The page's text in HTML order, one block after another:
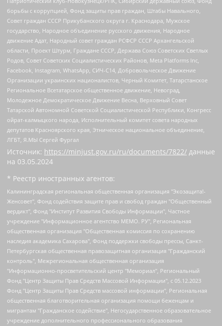
борьбы с коррупцией, Фонд защиты прав граждан, Штабы Навального,
Совет граждан СССР Прикубанского округа г. Краснодара, Мужское
государство, Народное объединение русского движения, Народное
движение Адат, Народный совет граждан РСФСР СССР Архангельской
области, Проект Штурм, Граждане СССР, Держава Союз Советских Светлых
Родов, Совет Советских Социалистических Районов, Meta Platforms Inc,
Facebook, Instagram, WhatsApp, СИЧ-С14, Добровольческое Движение
Организации украинских националистов, Черный Комитет, Татарстанское
Региональное Всетатарское общественное движение, Невоград,
Молодежное Демократическое Движение Весна, Верховный Совет
Татарской Автономной Советской Социалистической Республики, Конгресс
ойрат-калмыцкого народа, Исполнительный комитет совета народных
депутатов Красноярского края, Этническое национальное объединение,
ЛГБТ, Я.МЫ Сергей Фургал
Источник: https://minjust.gov.ru/ru/documents/7822/ данные
на 03.05.2024
* Реестр иностранных агентов:
Калининградская региональная общественная организация "Экозащита!-Женсовет", Фонд содействия защите прав и свобод граждан "Общественный вердикт", Фонд "Институт Развития Свободы Информации", Частное учреждение "Информационное агентство МЕМО. РУ", Региональная общественная организация "Общественная комиссия по сохранению наследия академика Сахарова", Фонд поддержки свободы прессы, Санкт-Петербургская общественная правозащитная организация "Гражданский контроль", Межрегиональная общественная организация "Информационно-просветительский центр "Мемориал", Региональный Фонд "Центр Защиты Прав Средств Массовой Информации", с 05.12.2023 Фонд "Центр Защиты Прав Средств массовой информации", Региональная общественная благотворительная организация помощи беженцам и мигрантам "Гражданское содействие", Негосударственное образовательное учреждение дополнительного профессионального образования (повышение квалификации) специалистов "АКАДЕМИЯ ПО ПРАВАМ ЧЕЛОВЕКА", Свердловская региональная общественная организация "Сутяжник", Автономная некоммерческая организация "Центр независимых социологических исследований", Союз общественных объединений "Российский исследовательский центр по правам человека", Региональное общественное учреждение научно-информационный центр "МЕМОРИАЛ", Некоммерческая организация "Фонд защиты гласности", Автономная некоммерческая организация "Институт прав человека", Городская общественная организация "Екатеринбургское общество "МЕМОРИАЛ", Городская общественная организация "Рязанское историко-просветительское и правозащитное общество "Мемориал" (Рязанский Мемориал), Челябинский региональный орган общественной самодеятельности – женское общественное объединение "Женщины Евразии", Челябинский региональный орган общественной самодеятельности "Уральская правозащитная группа", Фонд содействия защите здоровья и социальной справедливости имени Андрея Рылькова, Автономная Некоммерческая Организация "Аналитический Центр Юрия Левады", Автономная некоммерческая организация социальной поддержки населения "Проект Апрель", Региональная общественная организация помощи женщинам и детям, находящимся в кризисной ситуации "Информационно-методический центр "Анна", Фонд содействия развитию массовых коммуникаций и правовому просвещению "Так-так-Так", Фонд содействия устойчивому развитию "Серебряная тайга", Свердловский региональный общественный фонд социальных проектов "Новое время", "Idel.Реалии", Кавказ.Реалии, Крым.Реалии, Телеканал Настоящее Время, Татаро-башкирская служба Радио Свобода (Azatliq Radiosi), Радио Свободная Европа/Радио Свобода (PCE/PC), "Сибирь.Реалии", "Фактограф", Благотворительный фонд помощи осужденным и их семьям, Автономная некоммерческая организация "Институт глобализации и социальных движений", Фонд "В защиту прав заключенных", Частное учреждение "Центр поддержки и содействия развитию средств массовой информации", Пензенский региональный общественный благотворительный фонд "Гражданский союз", "Север.Реалии", Некоммерческая организация Фонд "Правовая инициатива", Общество с ограниченной ответственностью "Радио Свободная Европа/Радио Свобода", Чешское информационное агентство "MEDIUM-ORIENT", Красноярская региональная общественная организация "Мы против СПИДа", Камалягин Денис Николаевич, Маркелов Сергей Евгеньевич, Пономарев Лев Александрович, Савицкая Людмила Алексеевна, Автономная некоммерческая организация "Центр по работе с проблемой насилия "НАСИЛИЮ.НЕТ", Межрегиональный профессиональный союз работников здравоохранения "Альянс врачей", Юридическое лицо, зарегистрированное в Латвийской Республике, SIA "Medusa Project" (регистрационный номер 40103797863, дата регистрации 10.06.2014), Некоммерческая организация "Фонд по борьбе с коррупцией", Автономная некоммерческая организация "Институт права и публичной политики", Баданин Роман Сергеевич, Гликин Максим Александрович, Железнова Мария Михайловна, Лукьянова Юлия Сергеевна, Маетная Елизавета Витальевна, Маняхин Петр Борисович, Чуракова Ольга Владимировна, Ярош Юлия Петровна, Юридическое лицо "The Insider SIA", зарегистрированное в Риге, Латвийская Республика (дата регистрации 26.06.2015), являющееся администратором доменного имени интернет-издания "The Insider SIA", https://theins.ru, Постернак Алексей Евгеньевич, Рубин Михаил Аркадьевич, Анин Роман Александрович, Юридическое лицо Istories fonds, зарегистрированное в Латвийской Республике (регистрационный номер 50008295751, дата регистрации 24.02.2020), Великовский Дмитрий Александрович, Долинина Ирина Николаевна, Мароховская Алеся Алексеевна, Шлейнов Роман Юрьевич, Шмагун Олеся Валентиновна, Общество с ограниченной ответственностью "Альтаир 2021", Общество с ограниченной ответственностью "Вега 2021", Общество с ограниченной ответственностью "Главный редактор 2021", Общество с ограниченной ответственностью "Ромашки монолит", Важенков Артем Валерьевич, Ивановская областная общественная организация "Центр гендерных исследований", Гурман Юрий Альбертович, Медиапроект "ОВД-Инфо", Егоров Владимир Владимирович, Жилинский Владимир Александрович, Общество с ограниченной ответственностью "ЗП", Иванова София Юрьевна, Карезина Инна Павловна, Кильтау Екатерина Викторовна, Петров Алексей Викторович, Пискунов Сергей Евгеньевич, Смирнов Сергей Сергеевич, Тихонов Михаил Сергеевич, Общество с ограниченной ответственностью "ЖУРНАЛИСТ-ИНОСТРАННЫЙ АГЕНТ", Арапова Галина Юрьевна, Вольтская Татьяна Анатольевна, Американская компания "Mason G.E.S. Anonymous Foundation" (США), являющаяся владельцем интернет-издания https://mnews.world/, Компания "Stichting Bellingcat", зарегистрированная в Нидерландах (дата регистрации 11.07.2018), Захаров Андрей Вячеславович, Клепиковская Екатерина Дмитриевна, Общество с ограниченной ответственностью "МЕМО", Перл Роман Александрович, Симонов Евгений Алексеевич, Соловьева Елена Анатольевна, Сотников Даниил Владимирович, Сурначева Елизавета Дмитриевна, Автономная некоммерческая организация по защите прав человека и информированию населения "Якутия – Наше Мнение", Общество с ограниченной ответственностью "Москоу диджитал медиа", с 26.01.2023 Общество с ограниченной ответственностью "Чайка Белые сады", Ветошкина Валерия Валерьевна, Заговора Максим Александрович, Межрегиональное общественное движение "Российская ЛГБТ - сеть", Оленичев Максим Владимирович, Павлов Иван Юрьевич, Скворцова Елена Сергеевна, Общество с ограниченной ответственностью "Как бы инагент", Кочетков Игорь Викторович, Общество с ограниченной ответственностью "Честные выборы", Еланчик Олег Александрович, Общество с ограниченной ответственностью "Нобелевский призыв", Гималова Регина Эмилевна, Григорьев Андрей Валерьевич, Григорьева Алина Александровна, Ассоциация по содействию защите прав призывников, альтернативнослужащих и военнослужащих "Правозащитная группа "Гражданин.Армия.Право", Хисамова Регина Фаритовна, Автономная некоммерческая организация по реализации социально-правовых программ "Лилит", Дальневосточное общественное движение "Маяк", Санкт-Петербургская ЛГБТ-инициативная группа "Выход", Инициативная группа ЛГБТ+ "Реверс", Алексеев Андрей Викторович, Бекбулатова Таисия Львовна, Беляев Иван Михайлович, Владыкина Елена Сергеевна, Гельман Марат Александрович, Никульшина Вероника Юрьевна, Толоконникова Надежда Андреевна, Шендерович Виктор Анатольевич, Общество с ограниченной ответственностью "Данное сообщение", Общество с ограниченной ответственностью Издательский дом "Новая глава", Айнбиндер Александра Александровна, Московский комьюнити-центр для ЛГБТ+инициатив, Благотворительный фонд развития филантропии, Deutsche Welle (Германия, Kurt-Schumacher-Strasse 3, 53113 Bonn), Борзунова Мария Михайловна, Воробьев Виктор Викторович, Голубева Анна Львовна, Константинова Алла Михайловна, Малкова Ирина Владимировна, Мурадов Мурад Абдулгалимович, Осетинская Елизавета Николаевна, Понасенков Евгений Николаевич, Ганапольский Матвей Юрьевич, Киселев Евгений Алексеевич, Борухович Ирина Григорьевна, Дремин Иван Тимофеевич, Дубровский Дмитрий Викторович, Красноярская региональная общественная организация поддержки и развития альтернативных образовательных технологий и межкультурных коммуникаций "ИНТЕРРА", Маяковская Екатерина Алексеевна, Фейгин Марк Захарович, Филимонов Андрей Викторович, Дзугкоева Регина Николаевна, Доброхотов Роман Александрович, Дудь Юрий Александрович, Елкин Сергей Владимирович, Кругликов Кирилл Игоревич, Сабунаева Мария Леонидовна, Семенов Алексей Владимирович, Шаинян Карен Багратович, Шульман Екатерина Михайловна, Асафьев Артур Валерьевич, Вахштайн Виктор Семенович, Венедиктов Алексей Алексеевич, Лушникова Екатерина Евгеньевна, Волков Леонид Михайлович, Невзоров Александр Глебович, Пархоменко Сергей Борисович, Сироткин Ярослав Николаевич, Кара-Мурза Владимир Владимирович, Баранова Наталья Владимировна, Гозман Леонид Яковлевич, Кагарлицкий Борис Юльевич, Климарев Михаил Валерьевич, Милов Владимир Станиславович, Автономная некоммерческая организация Краснодарский центр современного искусства "Типография", Моргенштерн Алишер Тагирович, Соболь Любовь Эдуардовна, Общество с ограниченной ответственностью "ЛИЗА НОРМ", Каспаров Гарри Кимович, Ходорковский Михаил Борисович, Общество с ограниченной ответственностью "Апрельские тезисы", Данилович Ирина Брониславовна, Кашин Олег Владимирович, Петров Николай Владимирович, Пивоваров Алексей Владимирович, Соколов Михаил Владимирович, Цветкова Юлия Владимировна, Чичваркин Евгений Александрович, Комитет против пыток/Команда против пыток, Общество с ограниченной ответственностью "Первый научный", Общество с ограниченной ответственностью "Вертолет и ко", Белоцерковская Вероника Борисовна, Кац Максим Евгеньевич, Лазарева Татьяна Юрьевна, Шаведдинов Руслан Табризович, Яшин Илья Валерьевич, Общество с ограниченной ответственностью "Иноагент ААВ", Алешковский Дмитрий Петрович, Альбац Евгения Марковна, Быков Дмитрий Львович, Галямина Юлия Евгеньевна, Лойко Сергей Леонидович, Мартынов Кирилл Константинович, Медведев Сергей Александрович, Крашенинников Федор Геннадиевич, Гордеева Катерина Вл